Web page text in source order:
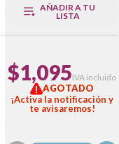
AÑADIR A TU
LISTA
$1,095IVA incluido
AGOTADO
¡Activa la notificación y
te avisaremos!